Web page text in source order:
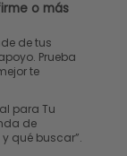
o más
de tus
Prueba
te
para Tu
de
qué buscar”.